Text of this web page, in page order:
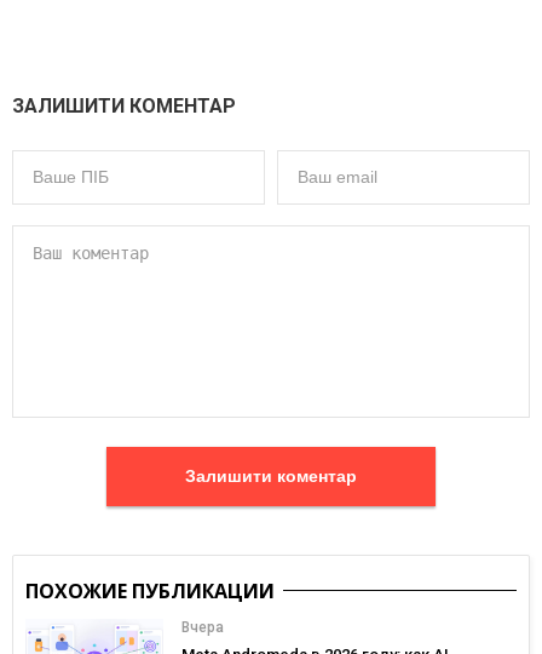
ЗАЛИШИТИ КОМЕНТАР
Залишити коментар
ПОХОЖИЕ ПУБЛИКАЦИИ
Вчера